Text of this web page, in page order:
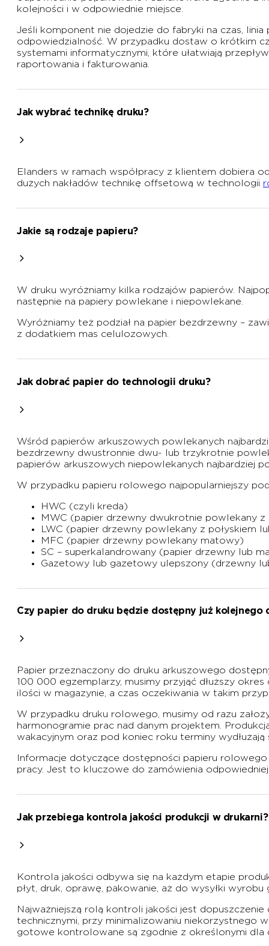
kolejności i w odpowiednie miejsce.
Jeśli komponent nie dojedzie do fabryki na czas,
odpowiedzialność. W przypadku dostaw o krótkim
systemami informatycznymi, które ułatwiają
raportowania i fakturowania.
Jak wybrać technikę druku?
Elanders w ramach współpracy z klientem dobiera
dużych nakładów technikę offsetową w technologii
Jakie są rodzaje papieru?
W druku wyróżniamy kilka rodzajów papierów.
następnie na papiery powlekane i niepowlekane.
Wyróżniamy też podział na papier bezdrzewny –
z dodatkiem mas celulozowych.
Jak dobrać papier do technologii druku?
Wśród papierów arkuszowych powlekanych
bezdrzewny dwustronnie dwu- lub trzykrotnie
papierów arkuszowych niepowlekanych najbardziej
W przypadku papieru rolowego najpopularniejszy
HWC (czyli kreda)
MWC (papier drzewny dwukrotnie powlekany
LWC (papier drzewny powlekany z połyskiem
MFC (papier drzewny powlekany matowy)
SC – superkalandrowany (papier drzewny lub
Gazetowy lub gazetowy ulepszony (drzewny
Czy papier do druku będzie dostępny już kolejnego
Papier przeznaczony do druku arkuszowego
100 000 egzemplarzy, musimy przyjąć dłuższy
ilości w magazynie, a czas oczekiwania w takim
W przypadku druku rolowego, musimy od razu
harmonogramie prac nad danym projektem.
wakacyjnym oraz pod koniec roku terminy
Informacje dotyczące dostępności papieru
pracy. Jest to kluczowe do zamówienia odpowiedniej
Jak przebiega kontrola jakości produkcji w drukarni?
Kontrola jakości odbywa się na każdym etapie
płyt, druk, oprawę, pakowanie, aż do wysyłki
Najważniejszą rolą kontroli jakości jest
technicznymi, przy minimalizowaniu niekorzystnego
gotowe kontrolowane są zgodnie z określonymi dla